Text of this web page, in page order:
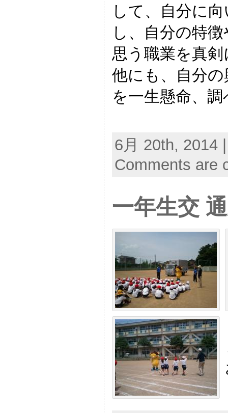
して、自分に
し、自分の特
思う職業を真
他にも、自分
を一生懸命、
6月 20th, 2014
Comments are
一年生交